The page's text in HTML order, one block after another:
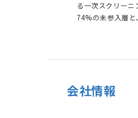
る一次スクリーニ
74%の未参入層と
会社情報